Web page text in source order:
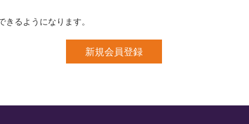
るようになります。